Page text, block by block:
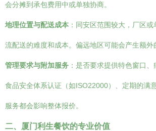
会分摊到承包费用中或单独协商。
地理位置与配送成本 ：同安区范围较大，厂区
流配送的难度和成本。偏远地区可能会产生额外
管理要求与附加服务 ：是否要求提供特色窗口、
食品安全体系认证（如ISO22000）、定期的满
服务都会影响整体报价。
二、厦门利生餐饮的专业价值